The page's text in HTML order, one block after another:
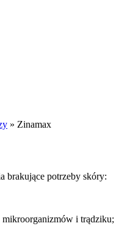
» Zinamax
brakujące potrzeby skóry:
i trądziku;